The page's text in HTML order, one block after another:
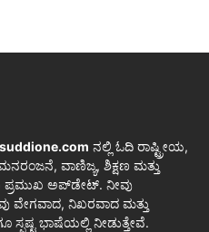
suddione.com ನಲ್ಲಿ ಓದಿ ರಾಷ್ಟ್ರೀಯ,
ವಾಣಿಜ್ಯ, ಶಿಕ್ಷಣ ಮತ್ತು
ಪ್ರಮುಖ ಅಪ್‌ಡೇಟ್. ನೀವು
ವೇಗವಾದ, ನಿಖರವಾದ ಮತ್ತು
ಸ್ಪಷ್ಟ ಭಾಷೆಯಲ್ಲಿ ನೀಡುತ್ತೇವೆ.